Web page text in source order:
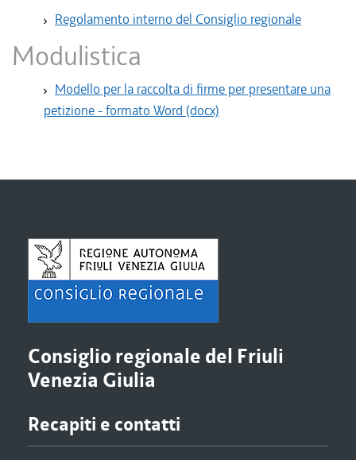
Regolamento interno del Consiglio regionale
Modulistica
Modello per la raccolta di firme per presentare una
petizione - formato Word (docx)
Consiglio regionale del Friuli
Venezia Giulia
Recapiti e contatti